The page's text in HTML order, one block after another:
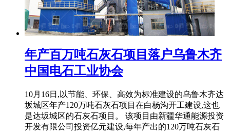
年产百万吨石灰石项目落户乌鲁木齐
中国电石工业协会
10月16日,以节能、环保、高效为标准建设的乌鲁木齐达
坂城区年产120万吨石灰石项目在白杨沟开工建设,这也
是达坂城区的石灰石项目。 该项目由新疆华通能源投资
开发有限公司投资亿元建设,每年产出的120万吨石灰石